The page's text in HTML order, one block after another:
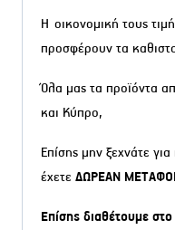
Η οικονομική τους
προσφέρουν τα
Όλα μας τα προϊόντα
και Κύπρο,
Επίσης μην ξεχνάτε
έχετε ΔΩΡΕΑΝ
Επίσης διαθέτουμε στο